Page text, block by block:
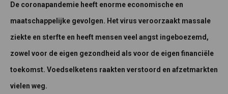
De coronapandemie heeft enorme economische en
maatschappelijke gevolgen. Het virus veroorzaakt massale
ziekte en sterfte en heeft mensen veel angst ingeboezemd,
zowel voor de eigen gezondheid als voor de eigen financiële
toekomst. Voedselketens raakten verstoord en afzetmarkten
vielen weg.